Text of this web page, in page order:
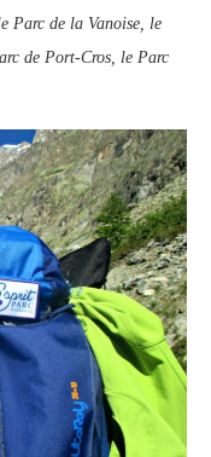
Parc de la Vanoise, le
de Port-Cros, le Parc